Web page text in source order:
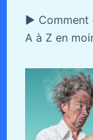
► Comment
A à Z en